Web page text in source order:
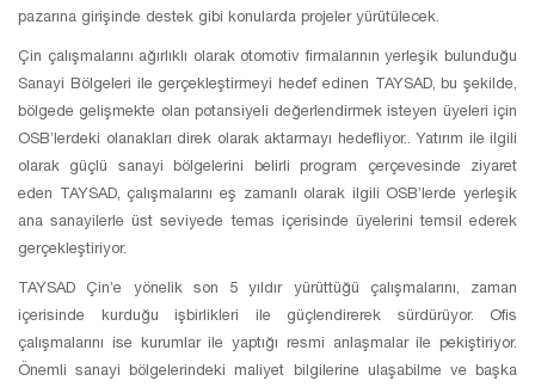
pazarına girişinde destek gibi konularda projeler yürütülecek.
Çin çalışmalarını ağırlıklı olarak otomotiv firmalarının yerleşik bulunduğu
Sanayi Bölgeleri ile gerçekleştirmeyi hedef edinen TAYSAD, bu şekilde,
bölgede gelişmekte olan potansiyeli değerlendirmek isteyen üyeleri için
OSB’lerdeki olanakları direk olarak aktarmayı hedefliyor.. Yatırım ile ilgili
olarak güçlü sanayi bölgelerini belirli program çerçevesinde ziyaret
eden TAYSAD, çalışmalarını eş zamanlı olarak ilgili OSB’lerde yerleşik
ana sanayilerle üst seviyede temas içerisinde üyelerini temsil ederek
gerçekleştiriyor.
TAYSAD Çin’e yönelik son 5 yıldır yürüttüğü çalışmalarını, zaman
içerisinde kurduğu işbirlikleri ile güçlendirerek sürdürüyor. Ofis
çalışmalarını ise kurumlar ile yaptığı resmi anlaşmalar ile pekiştiriyor.
Önemli sanayi bölgelerindeki maliyet bilgilerine ulaşabilme ve başka